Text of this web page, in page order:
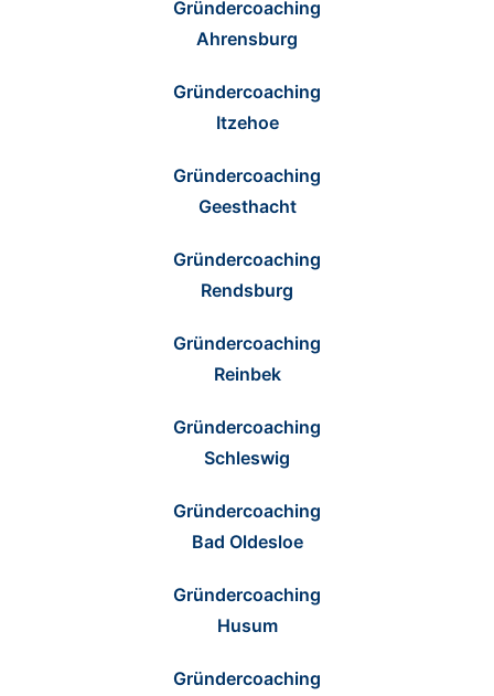
Gründercoaching
Ahrensburg
Gründercoaching
Itzehoe
Gründercoaching
Geesthacht
Gründercoaching
Rendsburg
Gründercoaching
Reinbek
Gründercoaching
Schleswig
Gründercoaching
Bad Oldesloe
Gründercoaching
Husum
Gründercoaching